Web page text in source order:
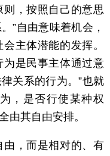
，按照自己的意思
”自由意味着机会，
主体潜能的发挥。
为是民事主体通过意
关系的行为。”也就
，是否行使某种权
由其自由安排。
，而是相对的、有